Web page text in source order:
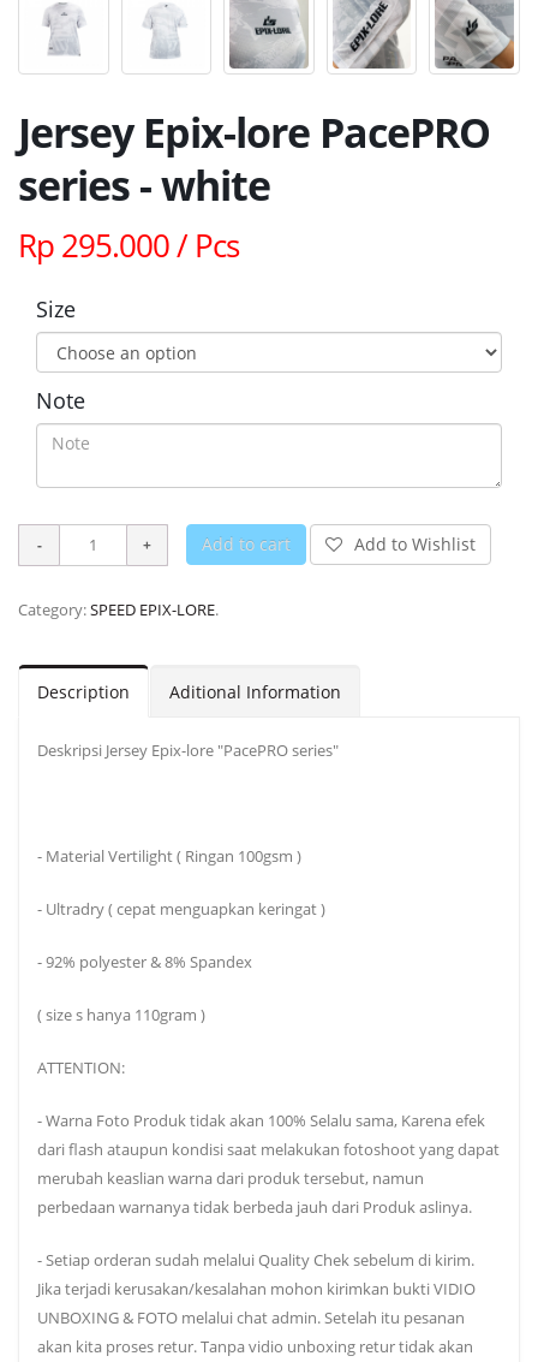
Jersey Epix-lore PacePRO
series - white
Rp 295.000 / Pcs
Size
Note
Add to cart Add to Wishlist
Category:SPEED EPIX-LORE.
Description Aditional Information
Deskripsi Jersey Epix-lore "PacePRO series"
- Material Vertilight ( Ringan 100gsm )
- Ultradry ( cepat menguapkan keringat )
- 92% polyester & 8% Spandex
( size s hanya 110gram )
ATTENTION:
- Warna Foto Produk tidak akan 100% Selalu sama, Karena efek
dari flash ataupun kondisi saat melakukan fotoshoot yang dapat
merubah keaslian warna dari produk tersebut, namun
perbedaan warnanya tidak berbeda jauh dari Produk aslinya.
- Setiap orderan sudah melalui Quality Chek sebelum di kirim.
Jika terjadi kerusakan/kesalahan mohon kirimkan bukti VIDIO
UNBOXING & FOTO melalui chat admin. Setelah itu pesanan
akan kita proses retur. Tanpa vidio unboxing retur tidak akan